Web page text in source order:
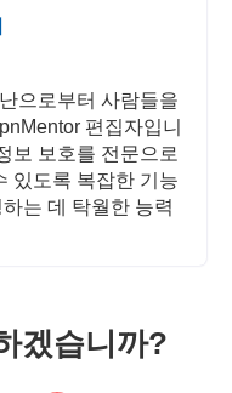
으로부터 사람들을
편집자입니
보 보호를 전문으로
있도록 복잡한 기능
는 데 탁월한 능력
겠습니까?